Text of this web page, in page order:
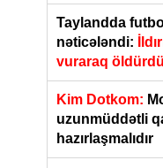
Taylandda
nəticələndi:
vuraraq öldürdü
Kim Dotkom:
uzunmüddətli
hazırlaşmalıdır